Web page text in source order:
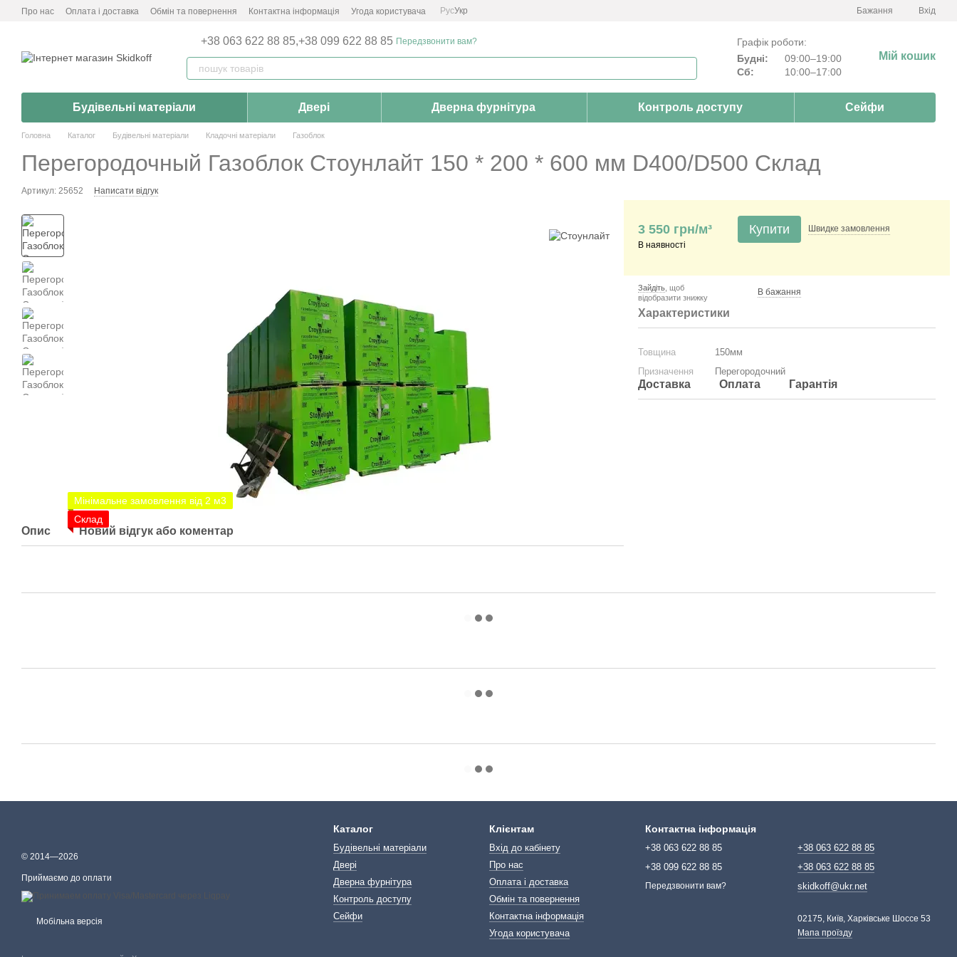
Перейти до основного контенту
Про нас Оплата і доставка Обмін та повернення Контактна інформація Угода користувача РусУкр Бажання Вхід
+38 063 622 88 85,+38 099 622 88 85 Передзвонити вам?
Графік роботи:
Будні:
09:00–19:00
Сб:
10:00–17:00
Мій кошик
Будівельні матеріали Двері Дверна фурнітура Контроль доступу Сейфи
Головна Каталог Будівельні матеріали Кладочні матеріали Газоблок
Перегородочный Газоблок Стоунлайт 150 * 200 * 600 мм D400/D500 Склад
Артикул: 25652 Написати відгук
Мінімальне замовлення від 2 м3
Склад
Опис Новий відгук або коментар
3 550 грн/м³
В наявності
Купити Швидке замовлення
Зайдіть , щоб
відобразити знижку
В бажання
Характеристики
Товщина
150мм
Призначення
Перегородочний
Доставка Оплата Гарантія
© 2014—2026
Приймаємо до оплати
Мобільна версія
Каталог
Будівельні матеріали
Двері
Дверна фурнітура
Контроль доступу
Сейфи
Клієнтам
Вхід до кабінету
Про нас
Оплата і доставка
Обмін та повернення
Контактна інформація
Угода користувача
Контактна інформація
+38 063 622 88 85
+38 099 622 88 85
Передзвонити вам?
+38 063 622 88 85
+38 063 622 88 85
skidkoff@ukr.net
02175, Київ, Харківське Шоссе 53
Мапа проїзду